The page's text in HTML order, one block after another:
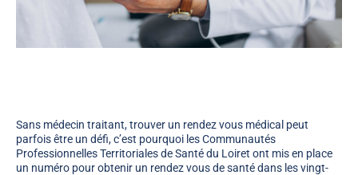
Sans médecin traitant, trouver un rendez vous médical peut
parfois être un défi, c’est pourquoi les Communautés
Professionnelles Territoriales de Santé du Loiret ont mis en place
un numéro pour obtenir un rendez vous de santé dans les vingt-